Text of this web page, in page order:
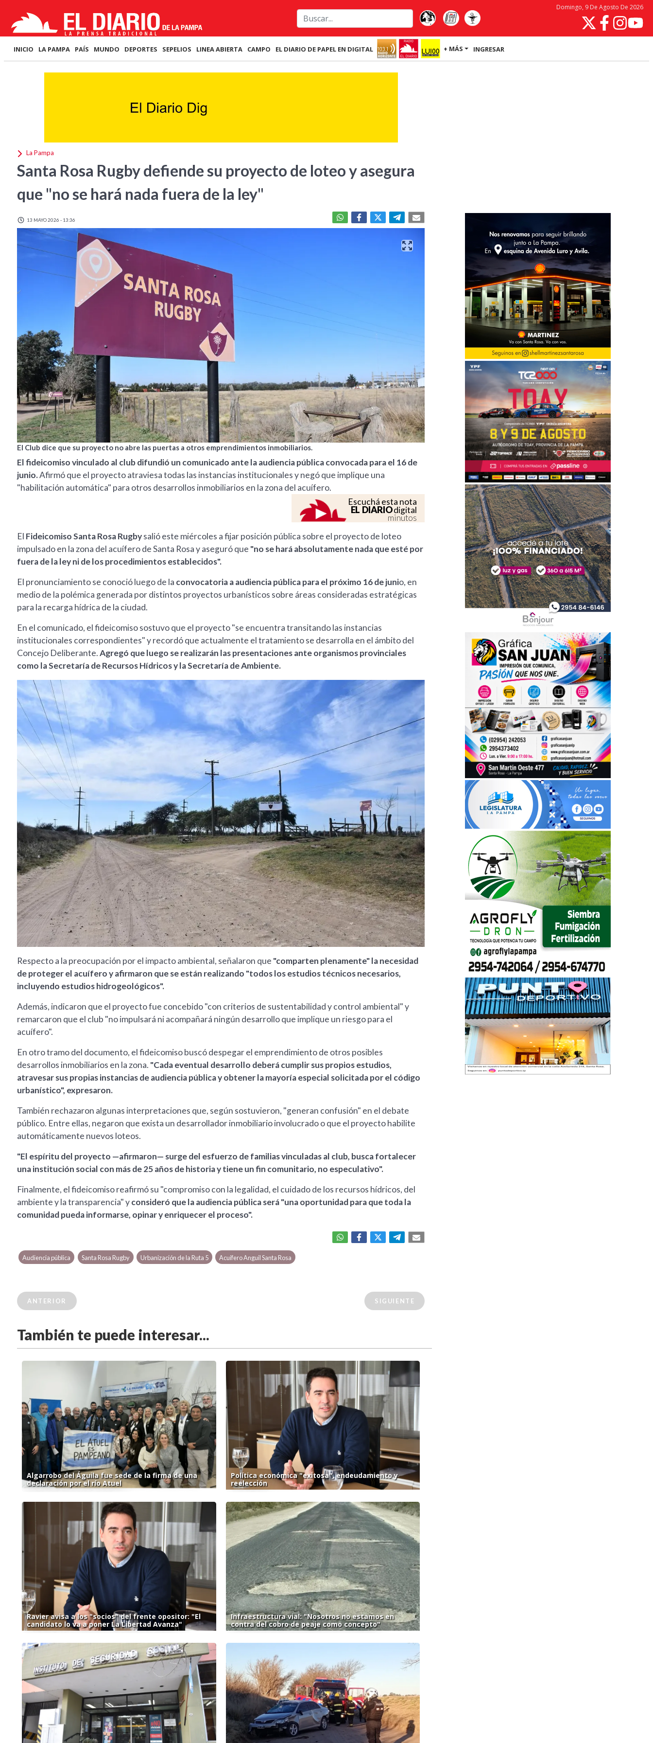
Domingo, 9 De Agosto De 2026
INICIO LA PAMPA PAÍS MUNDO DEPORTES SEPELIOS LINEA ABIERTA CAMPO EL DIARIO DE PAPEL EN DIGITAL + MÁS INGRESAR
La Pampa
Santa Rosa Rugby defiende su proyecto de loteo y asegura
que "no se hará nada fuera de la ley"
13 MAYO 2026 - 13:36
El Club dice que su proyecto no abre las puertas a otros emprendimientos inmobiliarios.
El fideicomiso vinculado al club difundió un comunicado ante la audiencia pública convocada para el 16 de
junio.Afirmó que el proyecto atraviesa todas las instancias institucionales y negó que implique una
"habilitación automática" para otros desarrollos inmobiliarios en la zona del acuífero.
Escuchá esta nota
EL DIARIOdigital
minutos
El Fideicomiso Santa Rosa Rugbysalió este miércoles a fijar posición pública sobre el proyecto de loteo
impulsado en la zona del acuífero de Santa Rosa y aseguró que "no se hará absolutamente nada que esté por
fuera de la ley ni de los procedimientos establecidos".
El pronunciamiento se conoció luego de la convocatoria a audiencia pública para el próximo 16 de junio, en
medio de la polémica generada por distintos proyectos urbanísticos sobre áreas consideradas estratégicas
para la recarga hídrica de la ciudad.
En el comunicado, el fideicomiso sostuvo que el proyecto "se encuentra transitando las instancias
institucionales correspondientes" y recordó que actualmente el tratamiento se desarrolla en el ámbito del
Concejo Deliberante.Agregó que luego se realizarán las presentaciones ante organismos provinciales
como la Secretaría de Recursos Hídricos y la Secretaría de Ambiente.
Respecto a la preocupación por el impacto ambiental, señalaron que "comparten plenamente" la necesidad
de proteger el acuífero y afirmaron que se están realizando "todos los estudios técnicos necesarios,
incluyendo estudios hidrogeológicos".
Además, indicaron que el proyecto fue concebido "con criterios de sustentabilidad y control ambiental" y
remarcaron que el club "no impulsará ni acompañará ningún desarrollo que implique un riesgo para el
acuífero".
En otro tramo del documento, el fideicomiso buscó despegar el emprendimiento de otros posibles
desarrollos inmobiliarios en la zona. "Cada eventual desarrollo deberá cumplir sus propios estudios,
atravesar sus propias instancias de audiencia pública y obtener la mayoría especial solicitada por el código
urbanístico", expresaron.
También rechazaron algunas interpretaciones que, según sostuvieron, "generan confusión" en el debate
público. Entre ellas, negaron que exista un desarrollador inmobiliario involucrado o que el proyecto habilite
automáticamente nuevos loteos.
"El espíritu del proyecto —afirmaron— surge del esfuerzo de familias vinculadas al club, busca fortalecer
una institución social con más de 25 años de historia y tiene un fin comunitario, no especulativo".
Finalmente, el fideicomiso reafirmó su "compromiso con la legalidad, el cuidado de los recursos hídricos, del
ambiente y la transparencia" yconsideró que la audiencia pública será "una oportunidad para que toda la
comunidad pueda informarse, opinar y enriquecer el proceso".
Audiencia pública Santa Rosa Rugby Urbanización de la Ruta 5 Acuífero Anguil Santa Rosa
ANTERIOR SIGUIENTE
También te puede interesar...
Algarrobo del Águila fue sede de la firma de una
declaración por el río Atuel
Política económica "exitosa", endeudamiento y
reelección
Ravier avisa a los "socios" del frente opositor: "El
candidato lo va a poner La Libertad Avanza"
Infraestructura vial: "Nosotros no estamos en
contra del cobro de peaje como concepto"